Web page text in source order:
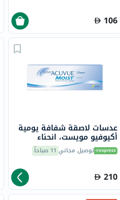
106
عدسات لاصقة شفافة يومية
أكيوفيو مويست، انحناء
القاعدة 8.5، 30 عدسةتوصيل مجاني 11 صباحاً
210